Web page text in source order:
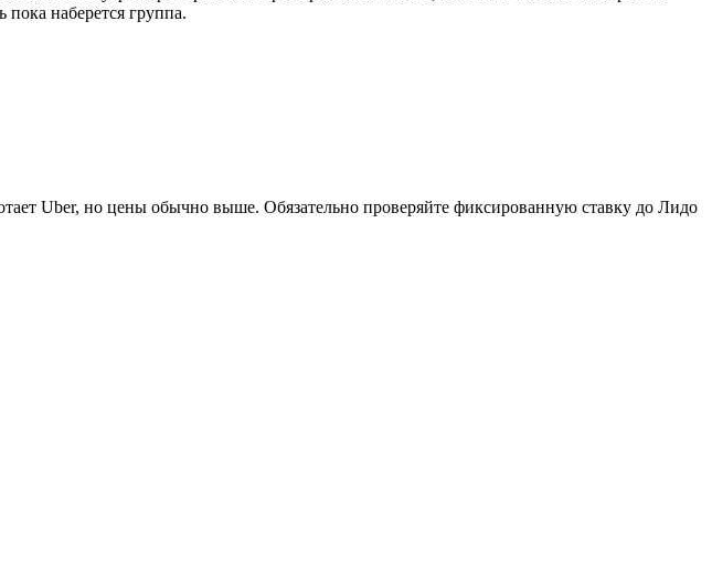
наберется группа.
Uber, но цены обычно выше. Обязательно проверяйте фиксированную ставку до Лидо